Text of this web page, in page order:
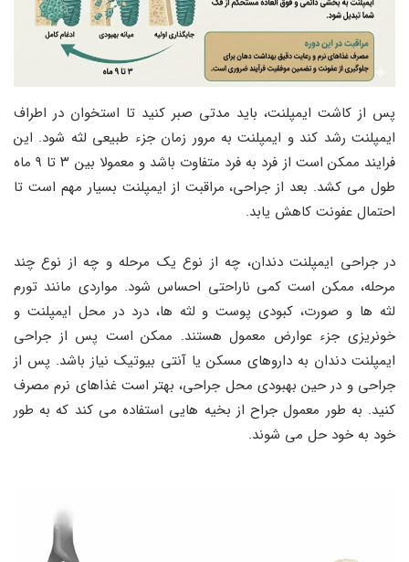
پس از کاشت ایمپلنت، باید مدتی صبر کنید تا استخوان در اطراف
ایمپلنت رشد کند و ایمپلنت به مرور زمان جزء طبیعی لثه شود. این
فرایند ممکن است از فرد به فرد متفاوت باشد و معمولا بین ۳ تا ۹ ماه
طول می‌ کشد. بعد از جراحی، مراقبت از ایمپلنت بسیار مهم است تا
احتمال عفونت کاهش یابد.
در جراحی ایمپلنت دندان، چه از نوع یک مرحله و چه از نوع چند
مرحله، ممکن است کمی ناراحتی احساس شود. مواردی مانند تورم
لثه‌ ها و صورت، کبودی پوست و لثه‌ ها، درد در محل ایمپلنت و
خونریزی جزء عوارض معمول هستند. ممکن است پس از جراحی
ایمپلنت دندان به داروهای مسکن یا آنتی‌ بیوتیک نیاز باشد. پس از
جراحی و در حین بهبودی محل جراحی، بهتر است غذاهای نرم مصرف
کنید. به طور معمول جراح از بخیه ‌هایی استفاده می ‌کند که به ‌طور
خود به خود حل می ‌شوند.